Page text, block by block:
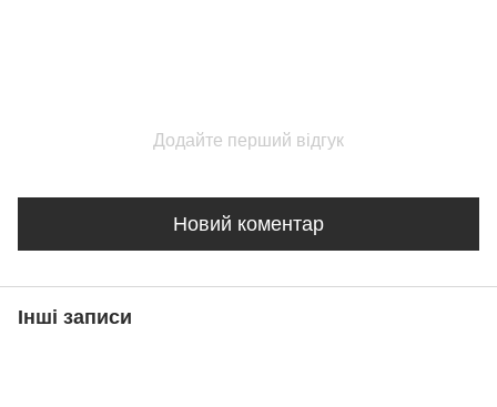
Додайте перший відгук
Новий коментар
Інші записи